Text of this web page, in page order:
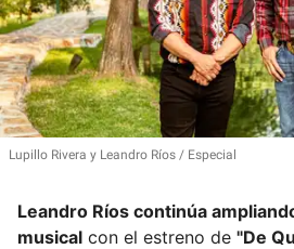
Lupillo Rivera y Leandro Ríos Especial
Leandro Ríos continúa
musical con el estreno de "De